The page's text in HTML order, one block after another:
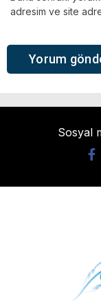
adresim ve site
Sosyal